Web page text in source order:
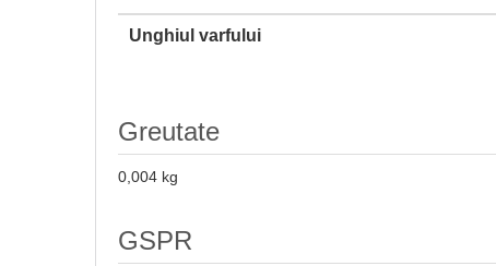
Unghiul varfului
Greutate
0,004 kg
GSPR